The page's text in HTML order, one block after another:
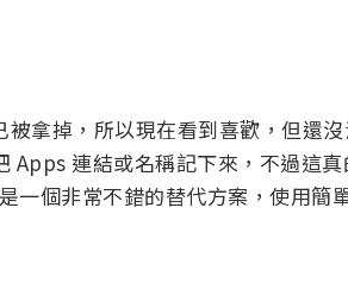
拿掉，所以現在看到喜歡，但還
Apps 連結或名稱記下來，不過這
一個非常不錯的替代方案，使用簡